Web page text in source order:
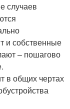
случаев
и собственные
– пошагово
в общих чертах